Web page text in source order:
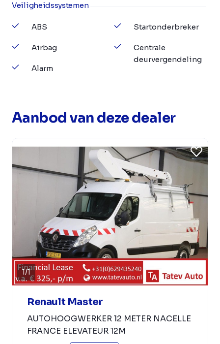
Veiligheidssystemen
ABS
Airbag
Alarm
Startonderbreker
Centrale
deurvergendeling
Aanbod van deze dealer
1/1
Renault Master
AUTOHOOGWERKER 12 METER NACELLE
FRANCE ELEVATEUR 12M